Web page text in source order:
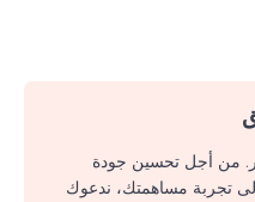
من أجل تحسين جودة
إلى تجربة مساهمتك، ندعوك